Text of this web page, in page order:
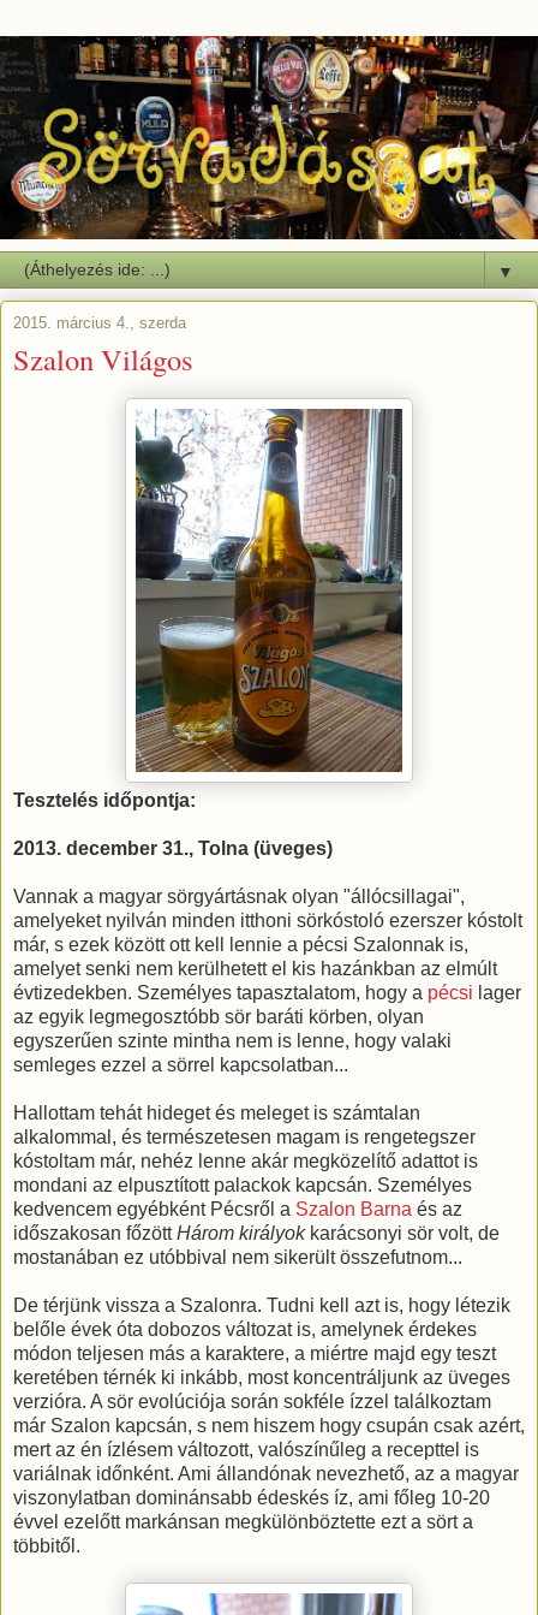
▼
2015. március 4., szerda
Szalon Világos
Tesztelés időpontja:
2013. december 31., Tolna (üveges)
Vannak a magyar sörgyártásnak olyan "állócsillagai",
amelyeket nyilván minden itthoni sörkóstoló ezerszer kóstolt
már, s ezek között ott kell lennie a pécsi Szalonnak is,
amelyet senki nem kerülhetett el kis hazánkban az elmúlt
évtizedekben. Személyes tapasztalatom, hogy a pécsi lager
az egyik legmegosztóbb sör baráti körben, olyan
egyszerűen szinte mintha nem is lenne, hogy valaki
semleges ezzel a sörrel kapcsolatban...
Hallottam tehát hideget és meleget is számtalan
alkalommal, és természetesen magam is rengetegszer
kóstoltam már, nehéz lenne akár megközelítő adattot is
mondani az elpusztított palackok kapcsán. Személyes
kedvencem egyébként Pécsről a Szalon Barna és az
időszakosan főzöttHárom királyokkarácsonyi sör volt, de
mostanában ez utóbbival nem sikerült összefutnom...
De térjünk vissza a Szalonra. Tudni kell azt is, hogy létezik
belőle évek óta dobozos változat is, amelynek érdekes
módon teljesen más a karaktere, a miértre majd egy teszt
keretében térnék ki inkább, most koncentráljunk az üveges
verzióra. A sör evolúciója során sokféle ízzel találkoztam
már Szalon kapcsán, s nem hiszem hogy csupán csak azért,
mert az én ízlésem változott, valószínűleg a recepttel is
variálnak időnként. Ami állandónak nevezhető, az a magyar
viszonylatban dominánsabb édeskés íz, ami főleg 10-20
évvel ezelőtt markánsan megkülönböztette ezt a sört a
többitől.